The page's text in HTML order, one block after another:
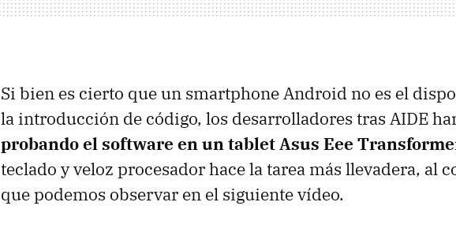
Si bien es cierto que un smartphone Android no es el
la introducción de código, los desarrolladores tras AIDE
probando el software en un tablet Asus Eee
teclado y veloz procesador hace la tarea más llevadera, al
que podemos observar en el siguiente vídeo.